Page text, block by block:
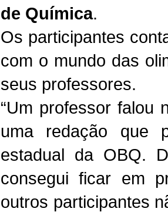
de Química.
Os participantes
com o mundo das
seus professores.
“Um professor falou
uma redação que
estadual da OBQ.
consegui ficar em
outros participantes